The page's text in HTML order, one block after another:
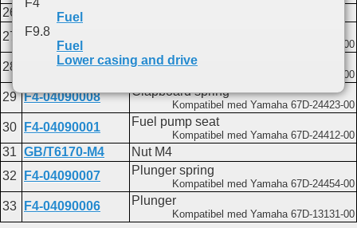
26
GB/T819.2-M3X5
27
F4-04090100
Kompatibel med Yamaha 67D-24411-00
28 GB/T309-3X12 Needle roller 3x12
Kompatibel med Yamaha 66M-24374-00
29 F4-04090008 Clapboard spring
Kompatibel med Yamaha 67D-24423-00
30 F4-04090001 Fuel pump seat
Kompatibel med Yamaha 67D-24412-00
31 GB/T6170-M4
Nut M4
32
F4-04090007 Plunger spring
Kompatibel med Yamaha 67D-24454-00
33 F4-04090006 Plunger
Kompatibel med Yamaha 67D-13131-00
F4
Fuel
F9.8
Fuel
Lower casing and drive